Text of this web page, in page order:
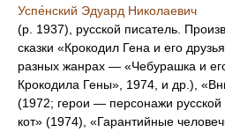
Успе́нский Эдуард Николаевич
(р. 1937), русской писатель.
сказки «Крокодил Гена и его
разных жанрах — «Чебурашка и
Крокодила Гены», 1974, и др.),
(1972; герои — персонажи
кот» (1974), «Гарантийные